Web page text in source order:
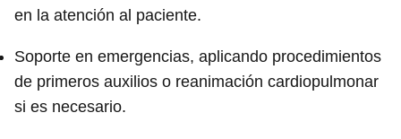
en la atención al paciente.
Soporte en emergencias, aplicando procedimientos
de primeros auxilios o reanimación cardiopulmonar
si es necesario.